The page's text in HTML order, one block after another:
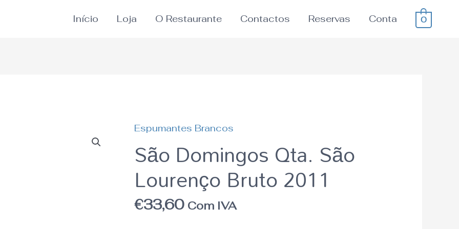
Início Loja O Restaurante Contactos Reservas Conta 0
Espumantes Brancos
São Domingos Qta. São
Lourenço Bruto 2011
€33,60 Com IVA
Quantidade
de
São
Domingos
Qta.